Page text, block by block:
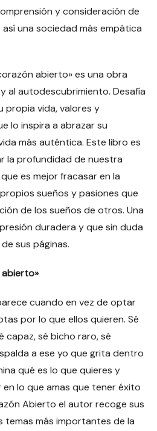
y consideración de
una sociedad más empática
abierto» es una obra
al autodescubrimiento. Desafía
propia vida, valores y
lo inspira a abrazar su
más auténtica. Este libro es
la profundidad de nuestra
es mejor fracasar en la
sueños y pasiones que
de los sueños de otros. Una
duradera y que sin duda
sus páginas.
abierto»
cuando en vez de optar
por lo que ellos quieren. Sé
capaz, sé bicho raro, sé
a ese yo que grita dentro
qué es lo que quieres y
en lo que amas que tener éxito
Abierto el autor recoge sus
temas más importantes de la